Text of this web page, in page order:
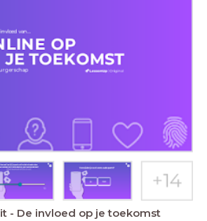
- De invloed op je toekomst